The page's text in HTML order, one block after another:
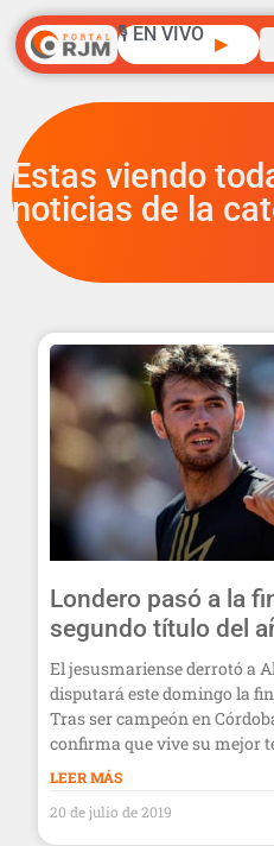
🎙️ EN VIVO ▶
Estas viendo
noticias de la
Londero pasó a la
segundo título del
El jesusmariense derrotó a
disputará este domingo la
Tras ser campeón en
confirma que vive su mejor
LEER MÁS
20 de julio de 2019